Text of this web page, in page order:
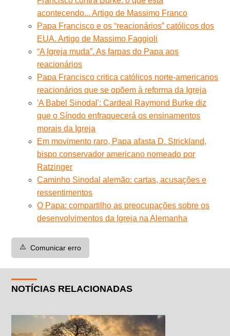
acontecendo... Artigo de Massimo Franco
Papa Francisco e os “reacionários” católicos dos
EUA. Artigo de Massimo Faggioli
“A Igreja muda”. As farpas do Papa aos
reacionários
Papa Francisco critica católicos norte-americanos
reacionários que se opõem à reforma da Igreja
'A Babel Sinodal': Cardeal Raymond Burke diz
que o Sínodo enfraquecerá os ensinamentos
morais da Igreja
Em movimento raro, Papa afasta D. Strickland,
bispo conservador americano nomeado por
Ratzinger
Caminho Sinodal alemão: cartas, acusações e
ressentimentos
O Papa: compartilho as preocupações sobre os
desenvolvimentos da Igreja na Alemanha
⚠️ Comunicar erro
NOTÍCIAS RELACIONADAS